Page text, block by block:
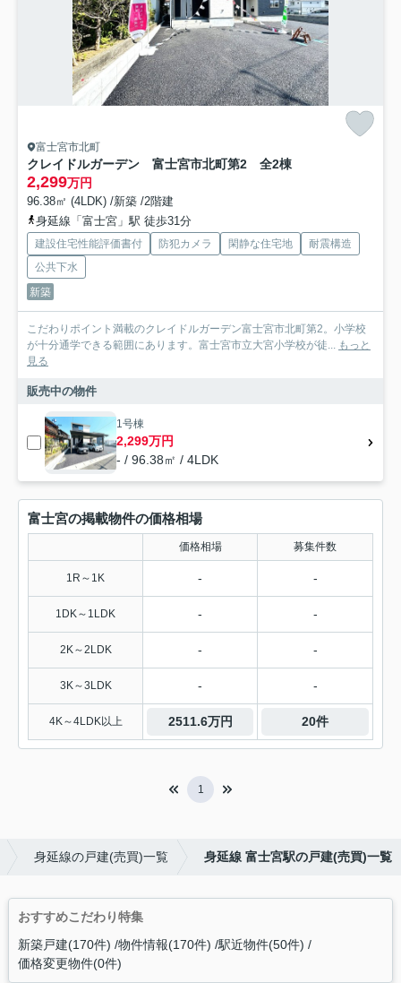
富士宮市北町
クレイドルガーデン 富士宮市北町第2 全2棟
2,299万円
96.38㎡ (4LDK) /新築 /2階建
身延線「富士宮」駅 徒歩31分
建設住宅性能評価書付 防犯カメラ 閑静な住宅地
耐震構造
公共下水
新築
こだわりポイント満載のクレイドルガーデン富士宮市北町第2。小学校
が十分通学できる範囲にあります。富士宮市立大宮小学校が徒... もっと
見る
販売中の物件
1号棟
2,299万円
- / 96.38㎡ / 4LDK
富士宮の掲載物件の価格相場
価格相場 募集件数
1R～1K - -
1DK～1LDK - -
2K～2LDK - -
3K～3LDK - -
4K～4LDK以上 2511.6万円 20件
1
身延線の戸建(売買)一覧 身延線 富士宮駅の戸建(売買)一覧
おすすめこだわり特集
新築戸建(170件) 物件情報(170件) 駅近物件(50件)
価格変更物件(0件)